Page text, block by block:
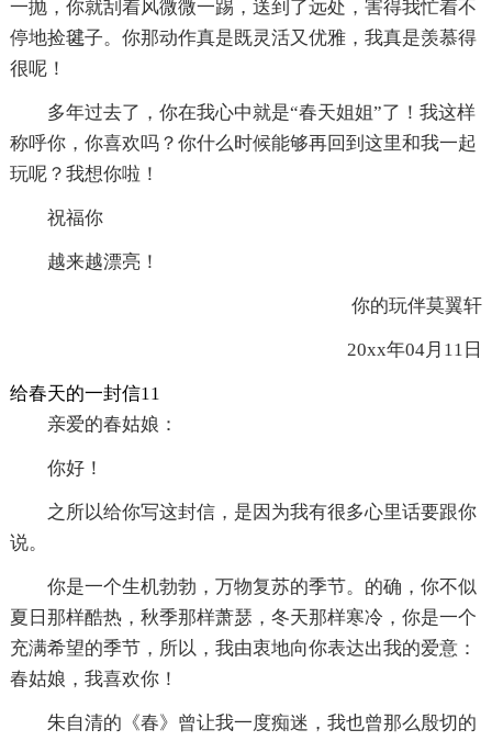
一抛，你就刮着风微微一踢，送到了远处，害得我忙着不
停地捡毽子。你那动作真是既灵活又优雅，我真是羡慕得
很呢！
多年过去了，你在我心中就是“春天姐姐”了！我这样
称呼你，你喜欢吗？你什么时候能够再回到这里和我一起
玩呢？我想你啦！
祝福你
越来越漂亮！
你的玩伴莫翼轩
20xx年04月11日
给春天的一封信11
亲爱的春姑娘：
你好！
之所以给你写这封信，是因为我有很多心里话要跟你
说。
你是一个生机勃勃，万物复苏的季节。的确，你不似
夏日那样酷热，秋季那样萧瑟，冬天那样寒冷，你是一个
充满希望的季节，所以，我由衷地向你表达出我的爱意：
春姑娘，我喜欢你！
朱自清的《春》曾让我一度痴迷，我也曾那么殷切的